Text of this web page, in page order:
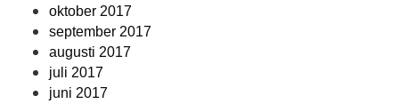
oktober 2017
september 2017
augusti 2017
juli 2017
juni 2017